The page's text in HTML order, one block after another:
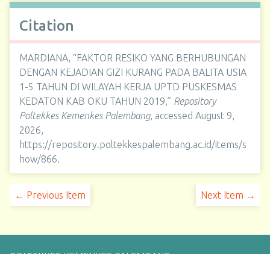
Citation
MARDIANA, “FAKTOR RESIKO YANG BERHUBUNGAN
DENGAN KEJADIAN GIZI KURANG PADA BALITA USIA
1-5 TAHUN DI WILAYAH KERJA UPTD PUSKESMAS
KEDATON KAB OKU TAHUN 2019,” Repository
Poltekkes Kemenkes Palembang, accessed August 9,
2026,
https://repository.poltekkespalembang.ac.id/items/s
how/866.
← Previous Item Next Item →